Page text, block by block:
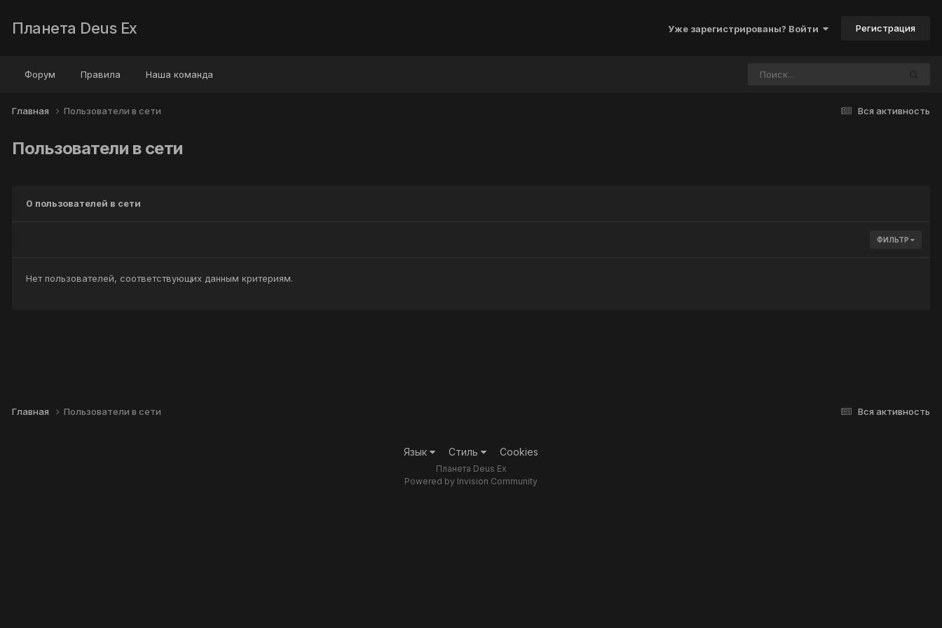
Планета Deus Ex Уже зарегистрированы? Войти Регистрация
Форум Правила Наша команда
Вся активность
Главная Пользователи в сети
Пользователи в сети
0 пользователей в сети
ФИЛЬТР
Нет пользователей, соответствующих данным критериям.
Вся активность
Главная Пользователи в сети
Язык Стиль Cookies
Планета Deus Ex
Powered by Invision Community